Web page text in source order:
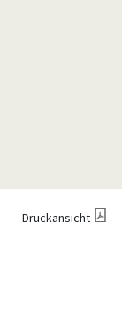
Druckansicht